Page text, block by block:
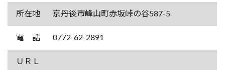
所在地 京丹後市峰山町赤坂峠の谷587-5
電 話 0772-62-2891
ＵＲＬ